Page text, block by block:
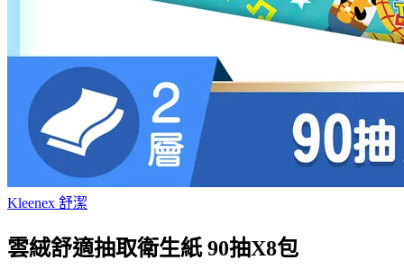
Kleenex 舒潔
雲絨舒適抽取衛生紙 90抽X8包